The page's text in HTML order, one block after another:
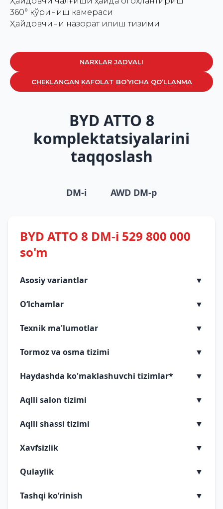
360° кўриниш камераси
Ҳайдовчини назорат қилиш тизими
NARXLAR JADVALI
CHEKLANGAN KAFOLAT BO‘YICHA QO‘LLANMA
BYD ATTO 8
komplektatsiyalarini
taqqoslash
DM-i AWD DM-p
BYD ATTO 8 DM-i 529 800 000
so'm
Asosiy variantlar ▼
Oʻlchamlar ▼
Texnik ma'lumotlar ▼
Tormoz va osma tizimi ▼
Haydashda ko'maklashuvchi tizimlar* ▼
Aqlli salon tizimi ▼
Aqlli shassi tizimi ▼
Xavfsizlik ▼
Qulaylik ▼
Tashqi koʻrinish ▼